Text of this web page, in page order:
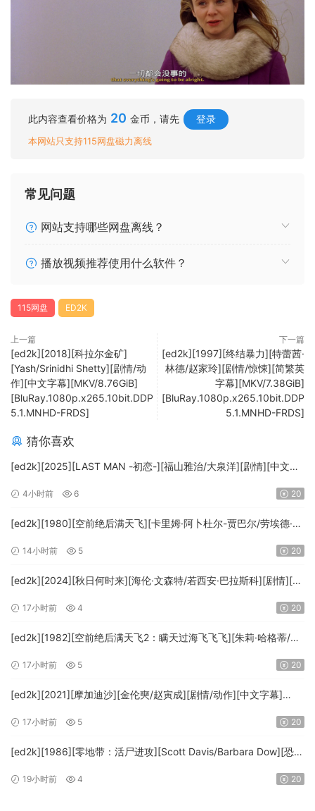
此内容查看价格为 20 金币，请先 登录
本网站只支持115网盘磁力离线
常见问题
网站支持哪些网盘离线？
播放视频推荐使用什么软件？
115网盘 ED2K
上一篇
[ed2k][2018][科拉尔金矿]
[Yash/Srinidhi Shetty][剧情/动
作][中文字幕][MKV/8.76GiB]
[BluRay.1080p.x265.10bit.DDP
5.1.MNHD-FRDS]
下一篇
[ed2k][1997][终结暴力][特蕾茜·
林德/赵家玲][剧情/惊悚][简繁英
字幕][MKV/7.38GiB]
[BluRay.1080p.x265.10bit.DDP
5.1.MNHD-FRDS]
猜你喜欢
[ed2k][2025][LAST MAN -初恋-][福山雅治/大泉洋][剧情][中文字
4小时前 6 20
[ed2k][1980][空前绝后满天飞][卡里姆·阿卜杜尔-贾巴尔/劳埃德·布
HD.MA5.1.x265.10bit-BeiTai]
14小时前 5 20
[ed2k][2024][秋日何时来][海伦·文森特/若西安·巴拉斯科][剧情][中
FRDS]
17小时前 4 20
[ed2k][1982][空前绝后满天飞2：瞒天过海飞飞飞][朱莉·哈格蒂/罗
[1080p.BluRay.x264.DTS-WiKi]
17小时前 5 20
[ed2k][2021][摩加迪沙][金伦奭/赵寅成][剧情/动作][中文字幕]
17小时前 5 20
[ed2k][1986][零地带：活尸进攻][Scott Davis/Barbara Dow][恐
MTeam]
19小时前 4 20